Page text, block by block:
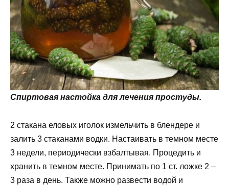
Спиртовая настойка для лечения простуды.
2 стакана еловых иголок измельчить в блендере и
залить 3 стаканами водки. Настаивать в темном месте
3 недели, периодически взбалтывая. Процедить и
хранить в темном месте. Принимать по 1 ст. ложке 2 –
3 раза в день. Также можно развести водой и